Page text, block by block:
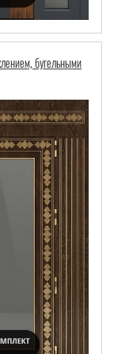
бугельными